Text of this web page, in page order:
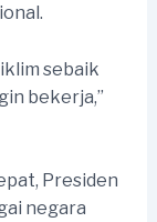
sebaik
bekerja,”
Presiden
negara